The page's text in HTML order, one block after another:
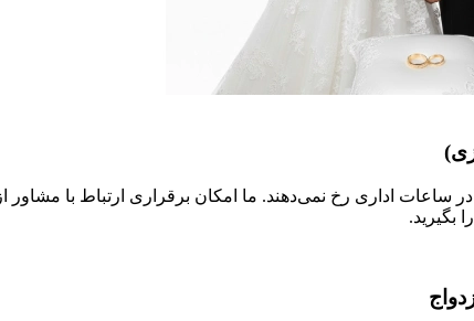
ساعات اداری رخ نمی‌دهند. ما امکان برقراری ارتباط با
بگیرید.